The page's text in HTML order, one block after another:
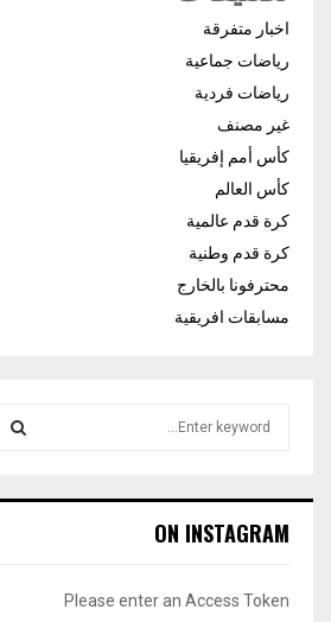
اخبار متفرقة
رياضات جماعية
رياضات فردية
غير مصنف
كأس أمم إفريقيا
كأس العالم
كرة قدم عالمية
كرة قدم وطنية
محترفونا بالخارج
مسابقات افريقية
h
ON INSTAGRAM
Please enter an Access Token